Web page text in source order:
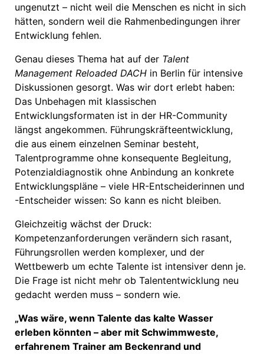
ungenutzt – nicht weil die Menschen es nicht in sich
hätten, sondern weil die Rahmenbedingungen ihrer
Entwicklung fehlen.
Genau dieses Thema hat auf der Talent
Management Reloaded DACH in Berlin für intensive
Diskussionen gesorgt. Was wir dort erlebt haben:
Das Unbehagen mit klassischen
Entwicklungsformaten ist in der HR-Community
längst angekommen. Führungskräfteentwicklung,
die aus einem einzelnen Seminar besteht,
Talentprogramme ohne konsequente Begleitung,
Potenzialdiagnostik ohne Anbindung an konkrete
Entwicklungspläne – viele HR-Entscheiderinnen und
-Entscheider wissen: So kann es nicht bleiben.
Gleichzeitig wächst der Druck:
Kompetenzanforderungen verändern sich rasant,
Führungsrollen werden komplexer, und der
Wettbewerb um echte Talente ist intensiver denn je.
Die Frage ist nicht mehr ob Talententwicklung neu
gedacht werden muss – sondern wie.
„Was wäre, wenn Talente das kalte Wasser
erleben könnten – aber mit Schwimmweste,
erfahrenem Trainer am Beckenrand und